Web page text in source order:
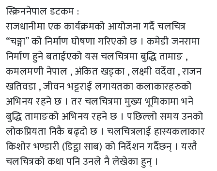
स्क्रिननेपाल डटकम :
राजधानीमा एक कार्यक्रमको आयोजना गर्दै चलचित्र
“चङ्गा” को निर्माण घोषणा गरिएको छ । कमेडी जनरामा
निर्माण हुने बताईएको यस चलचित्रमा बुद्धि तामाङ ,
कमलमणी नेपाल , अंकित खड्का , लक्ष्मी वर्देवा , राजन
खतिवडा , जीवन भट्टराई लगायतका कलाकारहरुको
अभिनय रहने छ । तर चलचित्रमा मुख्य भूमिकामा भने
बुद्धि तामाङको अभिनय रहने छ । पछिल्लो समय उनको
लोकप्रियता निकै बढ्दो छ । चलचित्रलाई हास्यकलाकार
किशोर भण्डारी (डिट्ठा साब) को निर्देशन गर्दैछन् । यस्तै
चलचित्रको कथा पनि उनले नै लेखेका हुन् ।